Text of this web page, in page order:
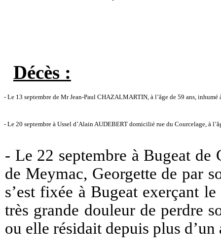
Décès :
- Le 13 septembre de Mr Jean-Paul CHAZALMARTIN, à l’âge de 59 ans,
- Le 20 septembre à Ussel d’Alain AUDEBERT domicilié rue du Courcelage, à
- Le 22 septembre à Bugeat de
de Meymac, Georgette de par
s’est fixée à Bugeat exerçant
très grande douleur de perdre
ou elle résidait depuis plus d’un